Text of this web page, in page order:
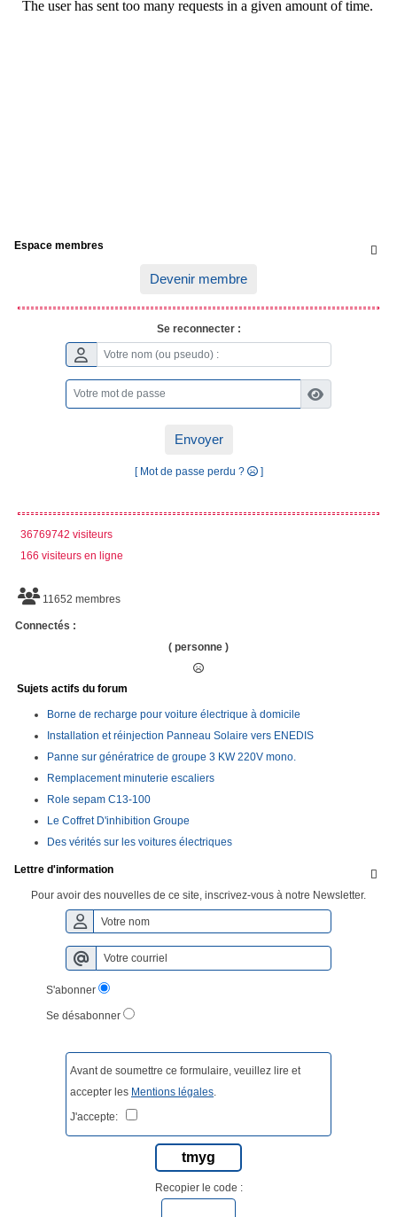

Espace membres
Devenir membre
Se reconnecter :
Envoyer
[ Mot de passe perdu ? ]
36769742 visiteurs
166 visiteurs en ligne
11652 membres
Connectés :
( personne )
Sujets actifs du forum
Borne de recharge pour voiture électrique à domicile
Installation et réinjection Panneau Solaire vers ENEDIS
Panne sur génératrice de groupe 3 KW 220V mono.
Remplacement minuterie escaliers
Role sepam C13-100
Le Coffret D'inhibition Groupe
Des vérités sur les voitures électriques

Lettre d'information
Pour avoir des nouvelles de ce site, inscrivez-vous à notre Newsletter.
S'abonner
Se désabonner
Avant de soumettre ce formulaire, veuillez lire et
accepter les Mentions légales.
J'accepte:
tmyg
Recopier le code :